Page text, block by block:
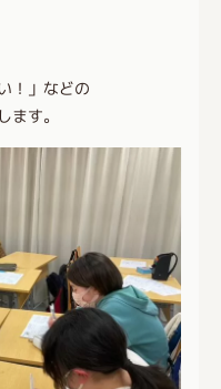
！」などの
ます。